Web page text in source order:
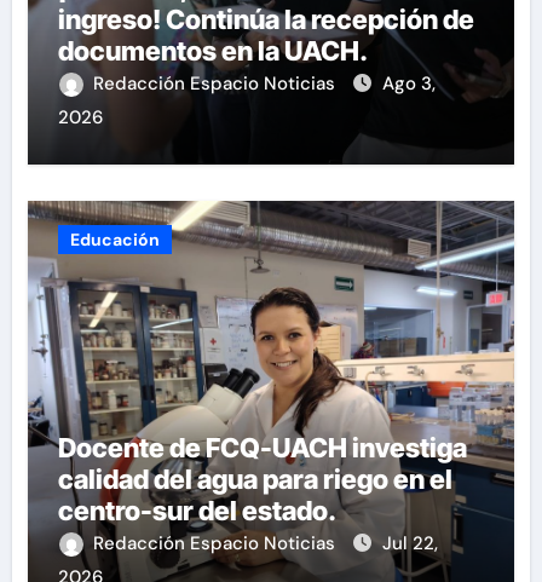
ingreso! Continúa la recepción de
documentos en la UACH.
Redacción Espacio Noticias
Ago 3,
2026
Educación
Docente de FCQ-UACH investiga
calidad del agua para riego en el
centro-sur del estado.
Redacción Espacio Noticias
Jul 22,
2026